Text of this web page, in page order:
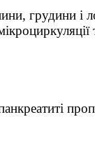
грудини і